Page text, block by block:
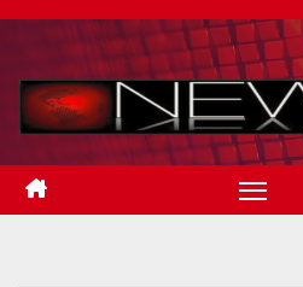
Skip
content